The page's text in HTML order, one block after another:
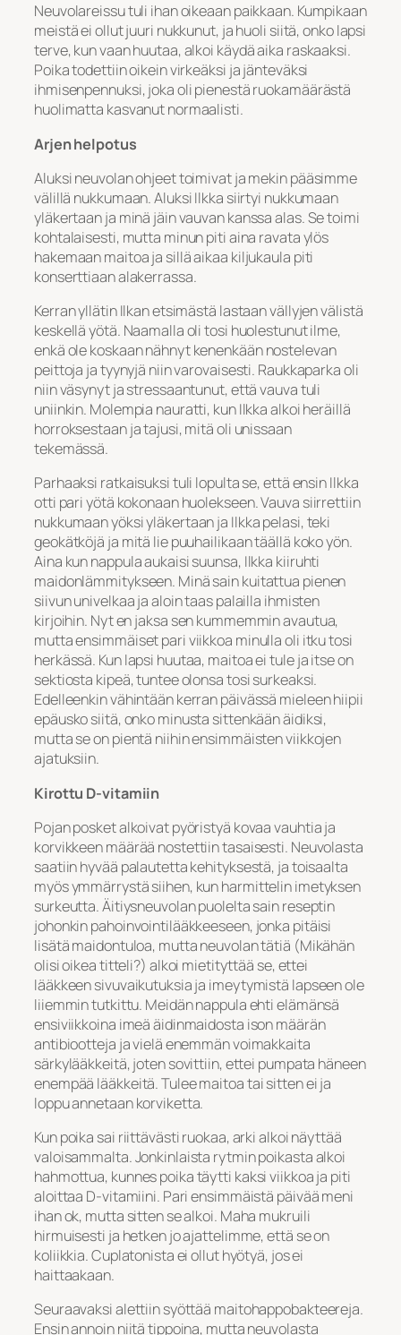
Neuvolareissu tuli ihan oikeaan paikkaan. Kumpikaan
meistä ei ollut juuri nukkunut, ja huoli siitä, onko lapsi
terve, kun vaan huutaa, alkoi käydä aika raskaaksi.
Poika todettiin oikein virkeäksi ja jänteväksi
ihmisenpennuksi, joka oli pienestä ruokamäärästä
huolimatta kasvanut normaalisti.
Arjen helpotus
Aluksi neuvolan ohjeet toimivat ja mekin pääsimme
välillä nukkumaan. Aluksi Ilkka siirtyi nukkumaan
yläkertaan ja minä jäin vauvan kanssa alas. Se toimi
kohtalaisesti, mutta minun piti aina ravata ylös
hakemaan maitoa ja sillä aikaa kiljukaula piti
konserttiaan alakerrassa.
Kerran yllätin Ilkan etsimästä lastaan vällyjen välistä
keskellä yötä. Naamalla oli tosi huolestunut ilme,
enkä ole koskaan nähnyt kenenkään nostelevan
peittoja ja tyynyjä niin varovaisesti. Raukkaparka oli
niin väsynyt ja stressaantunut, että vauva tuli
uniinkin. Molempia nauratti, kun Ilkka alkoi heräillä
horroksestaan ja tajusi, mitä oli unissaan
tekemässä.
Parhaaksi ratkaisuksi tuli lopulta se, että ensin Ilkka
otti pari yötä kokonaan huolekseen. Vauva siirrettiin
nukkumaan yöksi yläkertaan ja Ilkka pelasi, teki
geokätköjä ja mitä lie puuhailikaan täällä koko yön.
Aina kun nappula aukaisi suunsa, Ilkka kiiruhti
maidonlämmitykseen. Minä sain kuitattua pienen
siivun univelkaa ja aloin taas palailla ihmisten
kirjoihin. Nyt en jaksa sen kummemmin avautua,
mutta ensimmäiset pari viikkoa minulla oli itku tosi
herkässä. Kun lapsi huutaa, maitoa ei tule ja itse on
sektiosta kipeä, tuntee olonsa tosi surkeaksi.
Edelleenkin vähintään kerran päivässä mieleen hiipii
epäusko siitä, onko minusta sittenkään äidiksi,
mutta se on pientä niihin ensimmäisten viikkojen
ajatuksiin.
Kirottu D-vitamiin
Pojan posket alkoivat pyöristyä kovaa vauhtia ja
korvikkeen määrää nostettiin tasaisesti. Neuvolasta
saatiin hyvää palautetta kehityksestä, ja toisaalta
myös ymmärrystä siihen, kun harmittelin imetyksen
surkeutta. Äitiysneuvolan puolelta sain reseptin
johonkin pahoinvointilääkkeeseen, jonka pitäisi
lisätä maidontuloa, mutta neuvolan tätiä (Mikähän
olisi oikea titteli?) alkoi mietityttää se, ettei
lääkkeen sivuvaikutuksia ja imeytymistä lapseen ole
liiemmin tutkittu. Meidän nappula ehti elämänsä
ensiviikkoina imeä äidinmaidosta ison määrän
antibiootteja ja vielä enemmän voimakkaita
särkylääkkeitä, joten sovittiin, ettei pumpata häneen
enempää lääkkeitä. Tulee maitoa tai sitten ei ja
loppu annetaan korviketta.
Kun poika sai riittävästi ruokaa, arki alkoi näyttää
valoisammalta. Jonkinlaista rytmin poikasta alkoi
hahmottua, kunnes poika täytti kaksi viikkoa ja piti
aloittaa D-vitamiini. Pari ensimmäistä päivää meni
ihan ok, mutta sitten se alkoi. Maha mukruili
hirmuisesti ja hetken jo ajattelimme, että se on
koliikkia. Cuplatonista ei ollut hyötyä, jos ei
haittaakaan.
Seuraavaksi alettiin syöttää maitohappobakteereja.
Ensin annoin niitä tippoina, mutta neuvolasta